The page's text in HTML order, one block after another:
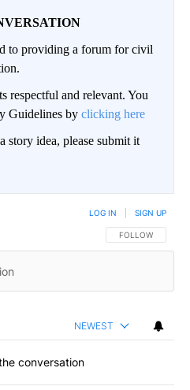
to providing a forum for civil
respectful and relevant. You
Guidelines by clicking here
story idea, please submit it
FOLLOW THIS
FOLLOW
LOG IN SIGN UP
NEWEST
conversation